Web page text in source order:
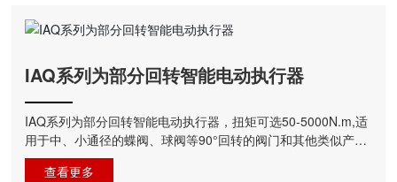
IAQ系列为部分回转智能电动执行器
IAQ系列为部分回转智能电动执行器，扭矩可选50-5000N.m,适
用于中、小通径的蝶阀、球阀等90°回转的阀门和其他类似产
品。作为稳定···
查看更多